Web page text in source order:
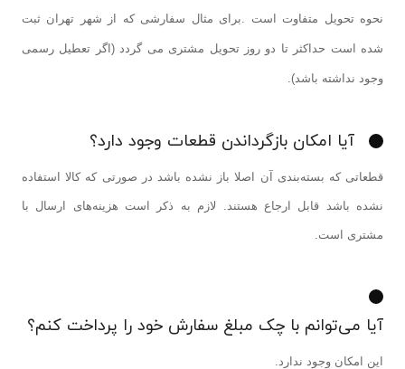
نحوه تحویل متفاوت است .برای مثال سفارشی که از شهر تهران ثبت
شده است حداکثر تا دو روز تحویل مشتری می گردد (اگر تعطیل رسمی
وجود نداشته باشد.(
آیا امکان بازگرداندن قطعات وجود دارد؟
قطعاتی که بسته‌بندی آن اصلا باز نشده باشد در صورتی که کالا استفاده
نشده باشد قابل ارجاع هستند. لازم به ذکر است هزینه‌های ارسال با
مشتری است.
آیا می‌توانم با چک مبلغ سفارش خود را پرداخت کنم؟
این امکان وجود ندارد.